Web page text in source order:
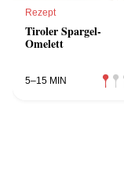
Rezept
Tiroler Spargel-
Omelett
5–15 MIN